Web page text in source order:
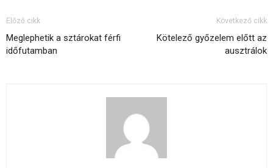
Előző cikk
Meglephetik a sztárokat férfi
időfutamban
Következő cikk
Kötelező győzelem előtt az
ausztrálok